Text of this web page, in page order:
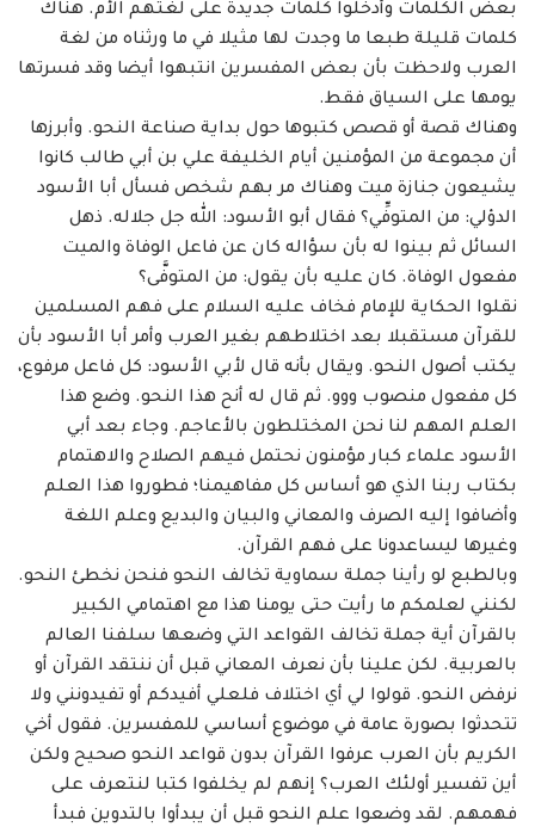
بعض الكلمات وأدخلوا كلمات جديدة على لغتهم الأم. هناك
‏كلمات قليلة طبعا ما وجدت لها مثيلا في ما ورثناه من لغة
العرب ولاحظت بأن بعض المفسرين ‏انتبهوا أيضا وقد فسرتها
يومها على السياق فقط. ‏
وهناك قصة أو قصص كتبوها حول بداية صناعة النحو. وأبرزها
أن مجموعة من المؤمنين ‏أيام الخليفة علي بن أبي طالب كانوا
يشيعون جنازة ميت وهناك مر بهم شخص فسأل أبا الأسود
‏الدؤلي: من المتوفِّي؟ فقال أبو الأسود: الله جل جلاله. ذهل
السائل ثم بينوا له بأن سؤاله كان عن ‏فاعل الوفاة والميت
مفعول الوفاة. كان عليه بأن يقول: من المتوفَّى؟ ‏
نقلوا الحكاية للإمام فخاف عليه السلام على فهم المسلمين
للقرآن مستقبلا بعد اختلاطهم بغير ‏العرب وأمر أبا الأسود بأن
يكتب أصول النحو. ويقال بأنه قال لأبي الأسود: كل فاعل مرفوع،
كل ‏مفعول منصوب ووو. ثم قال له أنح هذا النحو. وضع هذا
العلم المهم لنا نحن المختلطون بالأعاجم. ‏وجاء بعد أبي
الأسود علماء كبار مؤمنون نحتمل فيهم الصلاح والاهتمام
بكتاب ربنا الذي هو ‏أساس كل مفاهيمنا؛ فطوروا هذا العلم
وأضافوا إليه الصرف والمعاني والبيان والبديع وعلم اللغة
‏وغيرها ليساعدونا على فهم القرآن. ‏
وبالطبع لو رأينا جملة سماوية تخالف النحو فنحن نخطئ النحو.
لكنني لعلمكم ما رأيت حتى ‏يومنا هذا مع اهتمامي الكبير
بالقرآن أية جملة تخالف القواعد التي وضعها سلفنا العالم
بالعربية. لكن ‏علينا بأن نعرف المعاني قبل أن ننتقد القرآن أو
نرفض النحو. قولوا لي أي اختلاف فلعلي أفيدكم أو ‏تفيدونني ولا
تتحدثوا بصورة عامة في موضوع أساسي للمفسرين. فقول أخي
الكريم بأن العرب ‏عرفوا القرآن بدون قواعد النحو صحيح ولكن
أين تفسير أولئك العرب؟ إنهم لم يخلفوا كتبا لنتعرف ‏على
فهمهم. لقد وضعوا علم النحو قبل أن يبدأوا بالتدوين فبدأ